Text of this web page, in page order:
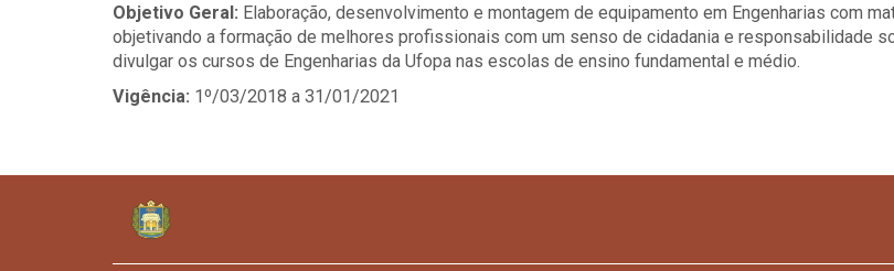
Objetivo Geral: Elaboração, desenvolvimento e montagem de equipamento em Engenharias com
objetivando a formação de melhores profissionais com um senso de cidadania e responsabilidade
divulgar os cursos de Engenharias da Ufopa nas escolas de ensino fundamental e médio.
Vigência: 1º/03/2018 a 31/01/2021